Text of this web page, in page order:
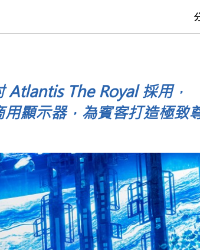
Atlantis The Royal 採用，
顯示器，為賓客打造極致